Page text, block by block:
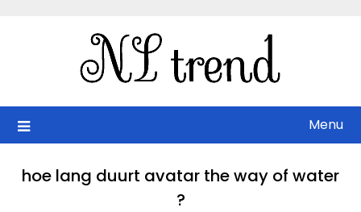
Menu
hoe lang duurt avatar the way of water
?